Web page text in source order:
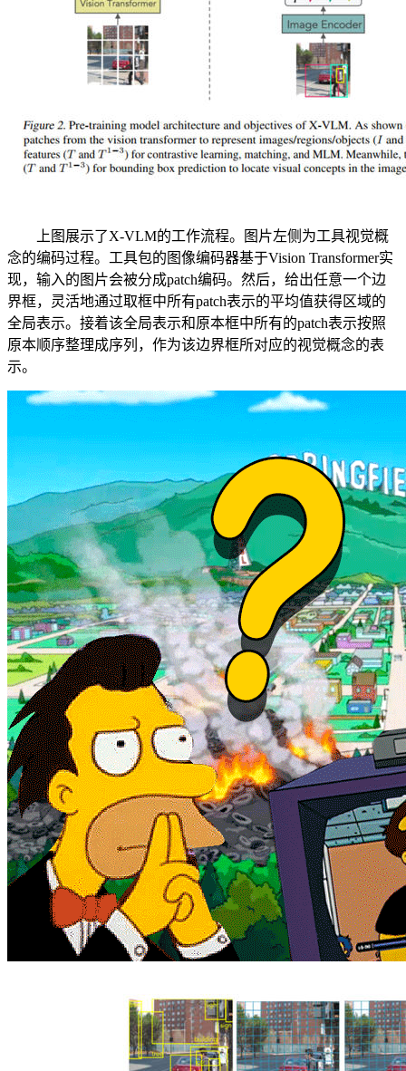
上图展示了X-VLM的工作流程。图片左侧为工具视觉概
念的编码过程。工具包的图像编码器基于Vision Transformer实
现，输入的图片会被分成patch编码。然后，给出任意一个边
界框，灵活地通过取框中所有patch表示的平均值获得区域的
全局表示。接着该全局表示和原本框中所有的patch表示按照
原本顺序整理成序列，作为该边界框所对应的视觉概念的表
示。